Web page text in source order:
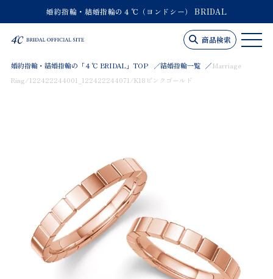
婚約指輪・結婚指輪の４℃（ヨンドシー） BRIDAL
商品検索
婚約指輪・結婚指輪の「４℃ BRIDAL」TOP 結婚指輪一覧
Marriage
Ring/122422244001_122422244071/K18ピンクゴールド